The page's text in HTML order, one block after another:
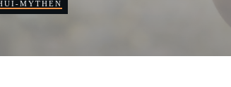
MYTHEN